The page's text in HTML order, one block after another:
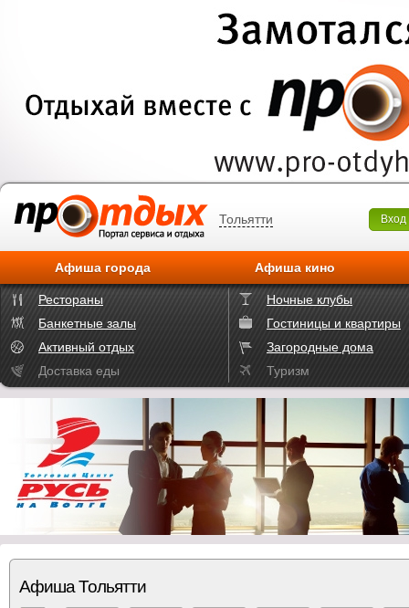
Тольятти Вход
Афиша города Афиша кино
Рестораны
Ночные клубы
Банкетные залы
Гостиницы и квартиры
Активный отдых
Загородные дома
Доставка еды
Туризм
Афиша Тольятти